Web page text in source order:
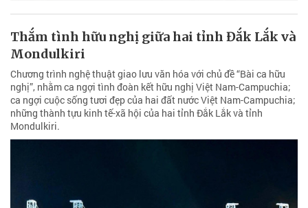
Thắm tình hữu nghị giữa hai tỉnh Đắk Lắk và
Mondulkiri
Chương trình nghệ thuật giao lưu văn hóa với chủ đề “Bài ca hữu
nghị”, nhằm ca ngợi tình đoàn kết hữu nghị Việt Nam-Campuchia;
ca ngợi cuộc sống tươi đẹp của hai đất nước Việt Nam-Campuchia;
những thành tựu kinh tế-xã hội của hai tỉnh Đắk Lắk và tỉnh
Mondulkiri.